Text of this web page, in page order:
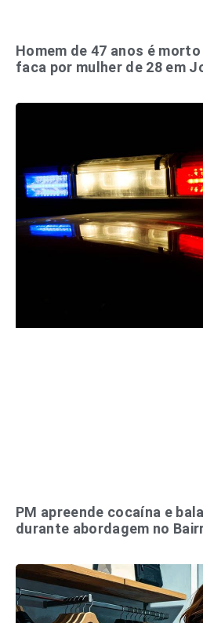
Homem de 47 anos é
faca por mulher de 28 em
PM apreende cocaína e
durante abordagem no